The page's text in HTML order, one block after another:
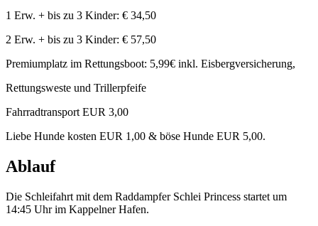
1 Erw. + bis zu 3 Kinder: € 34,50
2 Erw. + bis zu 3 Kinder: € 57,50
Premiumplatz im Rettungsboot: 5,99€ inkl. Eisbergversicherung,
Rettungsweste und Trillerpfeife
Fahrradtransport EUR 3,00
Liebe Hunde kosten EUR 1,00 & böse Hunde EUR 5,00.
Ablauf
Die Schleifahrt mit dem Raddampfer Schlei Princess startet um
14:45 Uhr im Kappelner Hafen.